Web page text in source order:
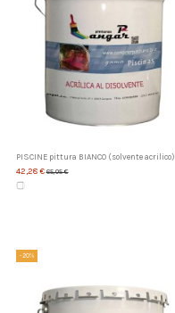
PISCINE pittura BIANCO (solvente acrilico)
42,28 €65,05 €
-20%